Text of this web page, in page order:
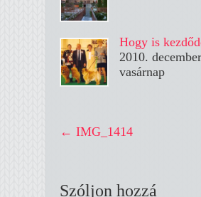
Hogy is
2010.
vasárnap
← IMG_1414
Szóljon hozzá